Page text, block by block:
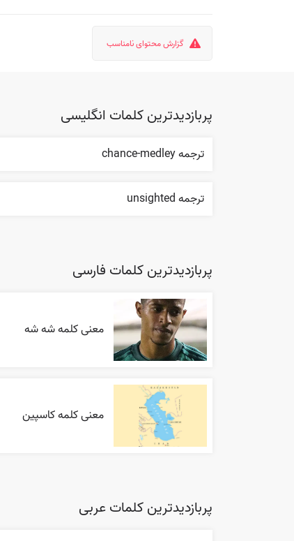
گزارش محتوای نامناسب
پربازدیدترین کلمات انگلیسی
ترجمه chance-medley
ترجمه unsighted
پربازدیدترین کلمات فارسی
معنی کلمه شه شه
معنی کلمه کاسپین
پربازدیدترین کلمات عربی